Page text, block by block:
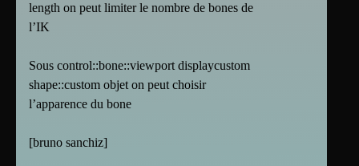
length on peut limiter le nombre de bones de
l’IK
Sous control::bone::viewport displaycustom
shape::custom objet on peut choisir
l’apparence du bone
[bruno sanchiz]